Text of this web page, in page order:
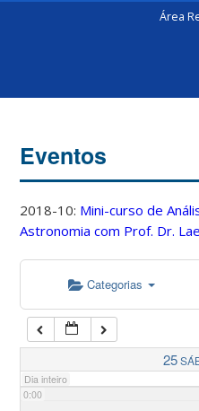
Área
Eventos
2018-10: Mini-curso de
Astronomia com Prof. Dr.
Categorias
25
Dia inteiro
0:00